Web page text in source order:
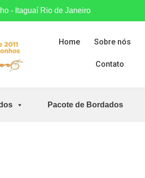
- Itaguaí Rio de Janeiro
Home Sobre nós
Contato
Pacote de Bordados